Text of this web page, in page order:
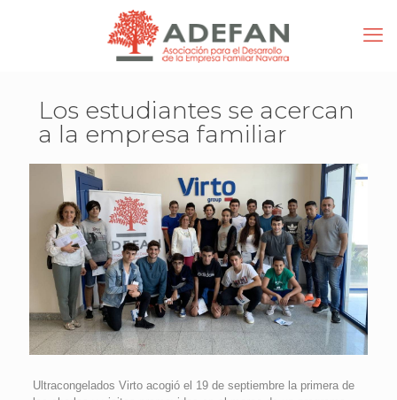
Los estudiantes se acercan
a la empresa familiar
Ultracongelados Virto acogió el 19 de septiembre la primera de